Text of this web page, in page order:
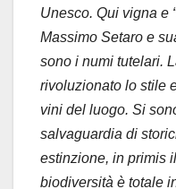
Unesco. Qui vigna e
Massimo Setaro e
sono i numi tutelari.
rivoluzionato lo stile
vini del luogo. Si
salvaguardia di
estinzione, in primis
biodiversità è totale